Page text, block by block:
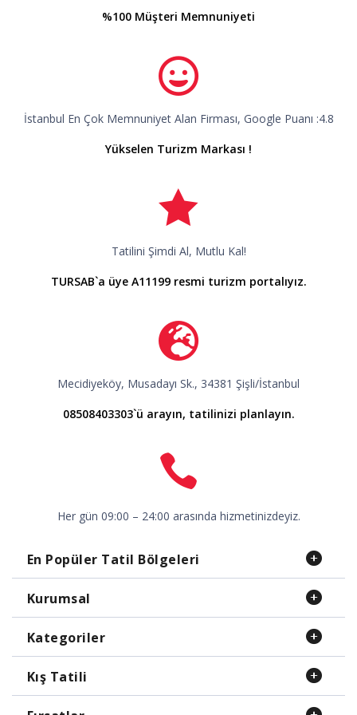
%100 Müşteri Memnuniyeti
İstanbul En Çok Memnuniyet Alan Firması, Google Puanı :4.8
Yükselen Turizm Markası !
Tatilini Şimdi Al, Mutlu Kal!
TURSAB`a üye A11199 resmi turizm portalıyız.
Mecidiyeköy, Musadayı Sk., 34381 Şişli/İstanbul
08508403303`ü arayın, tatilinizi planlayın.
Her gün 09:00 – 24:00 arasında hizmetinizdeyiz.
En Popüler Tatil Bölgeleri
Kurumsal
Kategoriler
Kış Tatili